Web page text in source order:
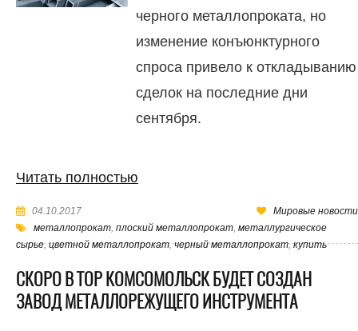
черного металлопроката, но
изменение конъюнктурного
спроса привело к откладыванию
сделок на последние дни
сентября.
Читать полностью
04.10.2017
Мировые новости
металлопрокат, плоский металлопрокат, металлургическое
сырье,цветной металлопрокат,черный металлопрокат,купить
СКОРО В ТОР КОМСОМОЛЬСК БУДЕТ СОЗДАН
ЗАВОД МЕТАЛЛОРЕЖУЩЕГО ИНСТРУМЕНТА